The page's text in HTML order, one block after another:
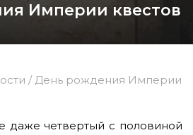
Империи квестов
/ День рождения Империи
даже четвертый с половиной